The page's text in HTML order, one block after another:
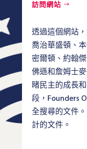
訪問網站
透過這個網站
喬治華盛頓、
密爾頓、約翰
佛遜和詹姆士
睹民主的成長
段，Founders
全搜尋的文件
計的文件。